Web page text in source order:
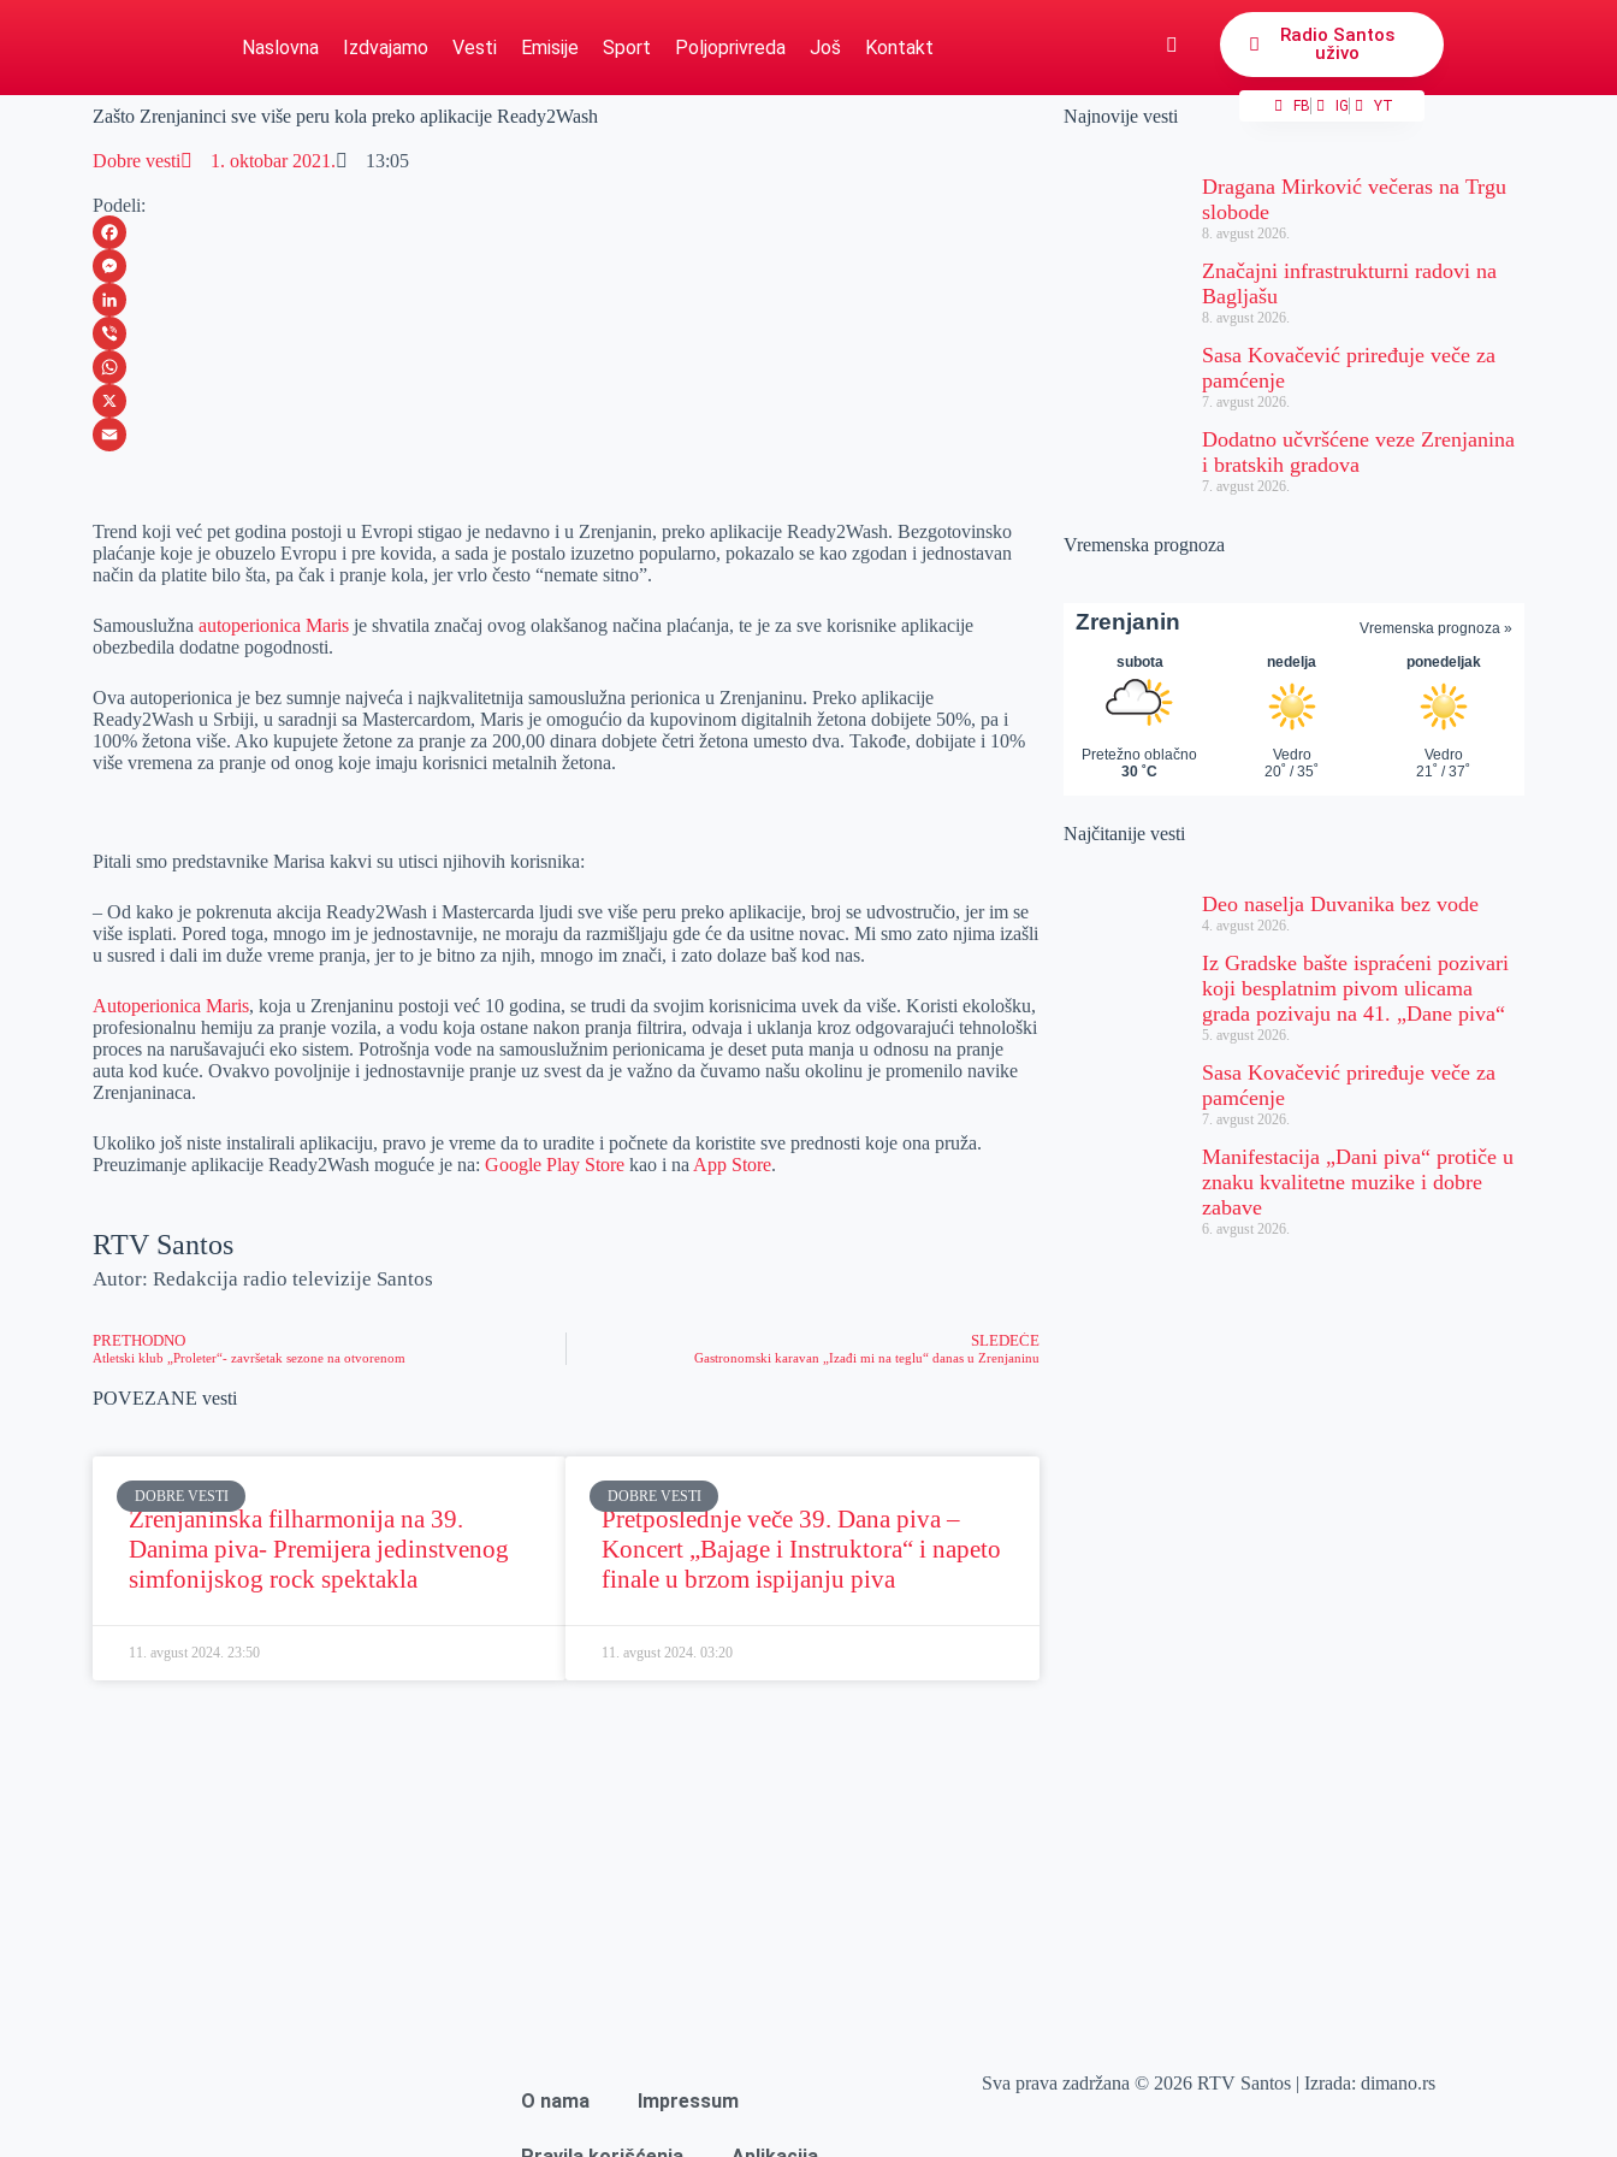
Naslovna Izdvajamo Vesti Emisije Sport Poljoprivreda Još Kontakt
Radio Santos
uživo
FB IG YT
Zašto Zrenjaninci sve više peru kola preko aplikacije Ready2Wash
Dobre vesti 1. oktobar 2021. 13:05
Podeli:
F
a
c
e
b
o
M
e
s
s
e
e
r
L
i
n
k
I
n
V
i
b
W
h
s
A
p
X
a
i
Trend koji već pet godina postoji u Evropi stigao je nedavno i u Zrenjanin, preko aplikacije Ready2Wash. Bezgotovinsko
plaćanje koje je obuzelo Evropu i pre kovida, a sada je postalo izuzetno popularno, pokazalo se kao zgodan i jednostavan
način da platite bilo šta, pa čak i pranje kola, jer vrlo često “nemate sitno”.
Samouslužnaautoperionica Maris je shvatila značaj ovog olakšanog načina plaćanja, te je za sve korisnike aplikacije
obezbedila dodatne pogodnosti.
Ova autoperionica je bez sumnje najveća i najkvalitetnija samouslužna perionica u Zrenjaninu. Preko aplikacije
Ready2Wash u Srbiji, u saradnji sa Mastercardom, Maris je omogućio da kupovinom digitalnih žetona dobijete 50%, pa i
100% žetona više. Ako kupujete žetone za pranje za 200,00 dinara dobjete četri žetona umesto dva. Takođe, dobijate i 10%
više vremena za pranje od onog koje imaju korisnici metalnih žetona.
Pitali smo predstavnike Marisa kakvi su utisci njihovih korisnika:
– Od kako je pokrenuta akcija Ready2Wash i Mastercarda ljudi sve više peru preko aplikacije, broj se udvostručio, jer im se
više isplati. Pored toga, mnogo im je jednostavnije, ne moraju da razmišljaju gde će da usitne novac. Mi smo zato njima izašli
u susred i dali im duže vreme pranja, jer to je bitno za njih, mnogo im znači, i zato dolaze baš kod nas.
Autoperionica Maris, koja u Zrenjaninu postoji već 10 godina, se trudi da svojim korisnicima uvek da više. Koristi ekološku,
profesionalnu hemiju za pranje vozila, a vodu koja ostane nakon pranja filtrira, odvaja i uklanja kroz odgovarajući tehnološki
proces na narušavajući eko sistem. Potrošnja vode na samouslužnim perionicama je deset puta manja u odnosu na pranje
auta kod kuće. Ovakvo povoljnije i jednostavnije pranje uz svest da je važno da čuvamo našu okolinu je promenilo navike
Zrenjaninaca.
Ukoliko još niste instalirali aplikaciju, pravo je vreme da to uradite i počnete da koristite sve prednosti koje ona pruža.
Preuzimanje aplikacije Ready2Wash moguće je na:Google Play Store kao i na App Store.
RTV Santos
Autor: Redakcija radio televizije Santos
PRETHODNO
Atletski klub „Proleter“- završetak sezone na otvorenom
SLEDEĆE
Gastronomski karavan „Izađi mi na teglu“ danas u Zrenjaninu
POVEZANE vesti
DOBRE VESTI
Zrenjaninska filharmonija na 39.
Danima piva- Premijera jedinstvenog
simfonijskog rock spektakla
11. avgust 2024. 23:50
DOBRE VESTI
Pretposlednje veče 39. Dana piva –
Koncert „Bajage i Instruktora“ i napeto
finale u brzom ispijanju piva
11. avgust 2024.03:20
Najnovije vesti
Dragana Mirković večeras na Trgu
slobode
8. avgust 2026.
Značajni infrastrukturni radovi na
Bagljašu
8. avgust 2026.
Sasa Kovačević priređuje veče za
pamćenje
7. avgust 2026.
Dodatno učvršćene veze Zrenjanina
i bratskih gradova
7. avgust 2026.
Vremenska prognoza
Najčitanije vesti
Deo naselja Duvanika bez vode
4. avgust 2026.
Iz Gradske bašte ispraćeni pozivari
koji besplatnim pivom ulicama
grada pozivaju na 41. „Dane piva“
5. avgust 2026.
Sasa Kovačević priređuje veče za
pamćenje
7. avgust 2026.
Manifestacija „Dani piva“ protiče u
znaku kvalitetne muzike i dobre
zabave
6. avgust 2026.
O nama Impressum
Sva prava zadržana © 2026 RTV Santos | Izrada:dimano.rs